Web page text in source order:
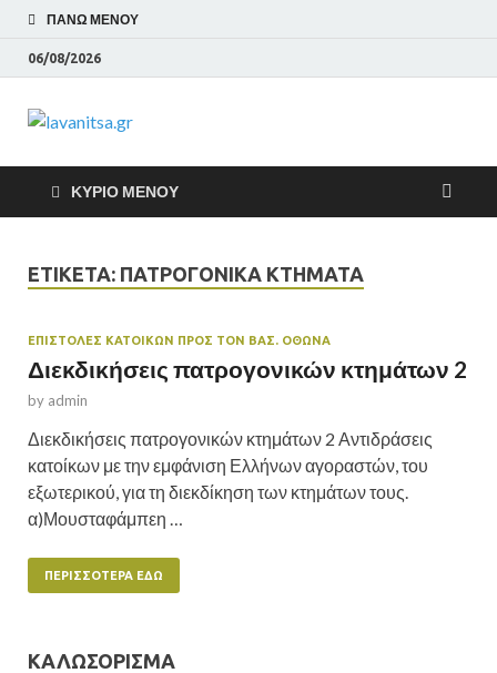
ΠΆΝΩ ΜΕΝΟΎ
06/08/2026
lavanitsa.gr
ΚΎΡΙΟ ΜΕΝΟΎ
ΕΤΙΚΈΤΑ: ΠΑΤΡΟΓΟΝΙΚΆ ΚΤΉΜΑΤΑ
ΕΠΙΣΤΟΛΕΣ ΚΑΤΟΙΚΩΝ ΠΡΟΣ ΤΟΝ ΒΑΣ. ΟΘΩΝΑ
Διεκδικήσεις πατρογονικών κτημάτων 2
by admin
Διεκδικήσεις πατρογονικών κτημάτων 2 Αντιδράσεις
κατοίκων με την εμφάνιση Ελλήνων αγοραστών, του
εξωτερικού, για τη διεκδίκηση των κτημάτων τους.
α)Μουσταφάμπεη …
ΠΕΡΙΣΣΌΤΕΡΑ ΕΔΏ
ΚΑΛΩΣΟΡΙΣΜΑ